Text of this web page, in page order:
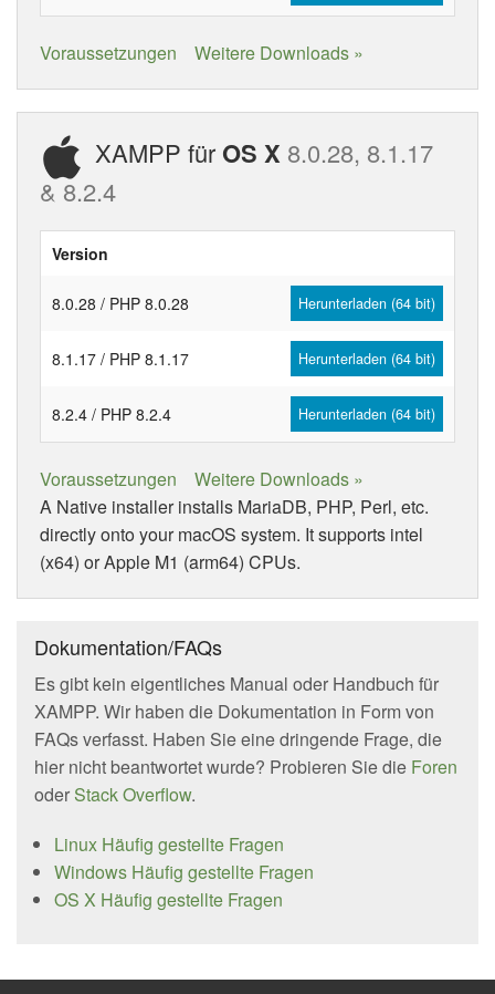
Voraussetzungen Weitere Downloads »
XAMPP für OS X 8.0.28, 8.1.17
& 8.2.4
Version
8.0.28 / PHP 8.0.28 Herunterladen (64 bit)
8.1.17 / PHP 8.1.17 Herunterladen (64 bit)
8.2.4 / PHP 8.2.4 Herunterladen (64 bit)
Voraussetzungen
Weitere Downloads »
A Native installer installs MariaDB, PHP, Perl, etc.
directly onto your macOS system. It supports intel
(x64) or Apple M1 (arm64) CPUs.
Dokumentation/FAQs
Es gibt kein eigentliches Manual oder Handbuch für
XAMPP. Wir haben die Dokumentation in Form von
FAQs verfasst. Haben Sie eine dringende Frage, die
hier nicht beantwortet wurde? Probieren Sie die Foren
oder Stack Overflow.
Linux Häufig gestellte Fragen
Windows Häufig gestellte Fragen
OS X Häufig gestellte Fragen